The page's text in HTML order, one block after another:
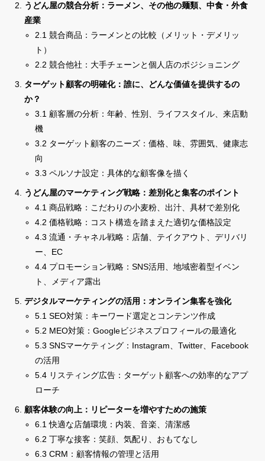
うどん屋の競合分析：ラーメン、その他の麺類、中食・外食
産業
2.1 競合商品：ラーメンとの比較（メリット・デメリッ
ト）
2.2 競合他社：大手チェーンと個人店のポジショニング
ターゲット顧客の明確化：誰に、どんな価値を提供するの
か？
3.1 顧客層の分析：年齢、性別、ライフスタイル、来店動
機
3.2 ターゲット顧客のニーズ：価格、味、雰囲気、健康志
向
3.3 ペルソナ設定：具体的な顧客像を描く
うどん屋のマーケティング戦略：差別化と集客のポイント
4.1 商品戦略：こだわりの小麦粉、出汁、具材で差別化
4.2 価格戦略：コスト構造を踏まえた適切な価格設定
4.3 流通・チャネル戦略：店舗、テイクアウト、デリバリ
ー、EC
4.4 プロモーション戦略：SNS活用、地域密着型イベン
ト、メディア露出
デジタルマーケティングの活用：オンライン集客を強化
5.1 SEO対策：キーワード選定とコンテンツ作成
5.2 MEO対策：Googleビジネスプロフィールの最適化
5.3 SNSマーケティング：Instagram、Twitter、Facebook
の活用
5.4 リスティング広告：ターゲット顧客への効率的なアプ
ローチ
顧客体験の向上：リピーターを増やすための施策
6.1 快適な店舗環境：内装、音楽、清潔感
6.2 丁寧な接客：笑顔、気配り、おもてなし
6.3 CRM：顧客情報の管理と活用